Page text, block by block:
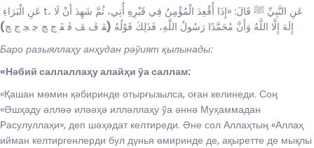
إِلَهَ إِلَّا اللَّهُ وَأَنَّ مُحَمَّدًا رَسُولُ اللَّهِ، فَذَلِكَ قَوْلُهُ (ﭭ ﭮ ﭯ ﭰ ﭱ ﭲ ﭳ ﭴ ﭵ ﭶ ﭷ)
Баро разыяллаҳу анҳудан рәўият қылынады:
«Нәбий саллаллаҳу алайҳи ўа саллам:
«Қашан мөмин қәбиринде отырғызылса, оған келинеди. Соң
«Әшҳаду әлләә иләәҳә илләллаҳу ўа әннә Муҳаммадан
Расулуллаҳи», деп шәҳәдат келтиреди. Әне сол Аллаҳтың «Аллаҳ
ийман келтиргенлерди бул дүнья өмиринде де, ақыретте де мықлы